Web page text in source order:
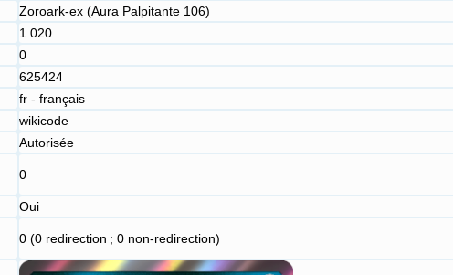
Zoroark-ex (Aura Palpitante 106)
1 020
0
625424
fr - français
wikicode
Autorisée
0
Oui
0 (0 redirection ; 0 non-redirection)